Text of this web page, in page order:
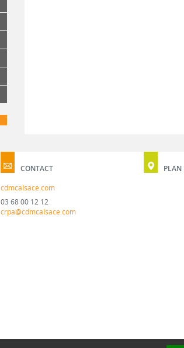
CONTACT
cdmcalsace.com
03 68 00 12 12
crpa@cdmcalsace.com
PLAN